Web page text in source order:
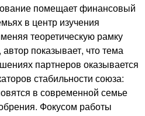
помещает финансовый
в центр изучения
теоретическую рамку
показывает, что тема
партнеров оказывается
стабильности союза:
в современной семье
Фокусом работы